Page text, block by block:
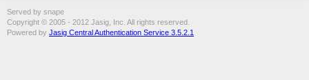
Served by snape
Copyright © 2005 - 2012 Jasig, Inc. All rights reserved.
Powered by Jasig Central Authentication Service 3.5.2.1